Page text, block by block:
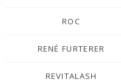
ROC
RENÉ FURTERER
REVITALASH